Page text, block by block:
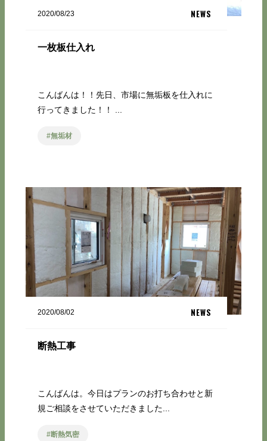
2020/08/23 NEWS
一枚板仕入れ
こんばんは！！先日、市場に無垢板を仕入れに
行ってきました！！ ...
無垢材
2020/08/02 NEWS
断熱工事
こんばんは。今日はプランのお打ち合わせと新
規ご相談をさせていただきました...
断熱気密